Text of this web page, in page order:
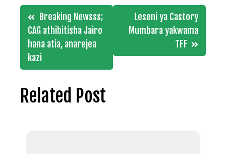
Post
navigation
Breaking Newsss;
CAG athibitisha Jairo
hana atia, anarejea
kazi
Leseni ya Castory
Mumbara yakwama
TFF
Related Post